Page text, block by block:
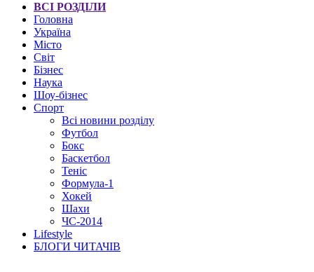
ВСІ РОЗДІЛИ
Головна
Україна
Місто
Світ
Бізнес
Наука
Шоу-бізнес
Спорт
Всі новини розділу
Футбол
Бокс
Баскетбол
Теніс
Формула-1
Хокей
Шахи
ЧС-2014
Lifestyle
БЛОГИ ЧИТАЧІВ